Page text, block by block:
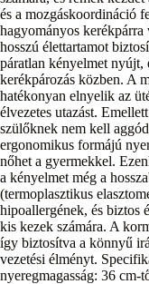
és a mozgáskoordináció
hagyományos kerékpárra
hosszú élettartamot
páratlan kényelmet nyújt,
kerékpározás közben. A
hatékonyan elnyelik az
élvezetes utazást.
szülőknek nem kell
ergonomikus formájú
nőhet a gyermekkel.
a kényelmet még a
(termoplasztikus
hipoallergének, és biztos
kis kezek számára. A
így biztosítva a könnyű
vezetési élményt.
nyeregmagasság: 36